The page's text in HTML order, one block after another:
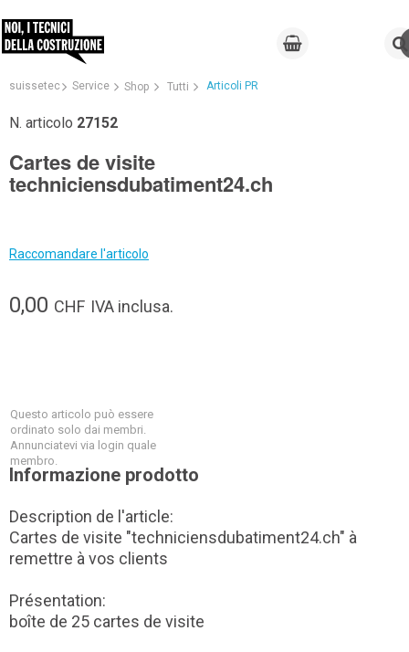
suissetec Service Shop Tutti Articoli PR
N. articolo 27152
Cartes de visite
techniciensdubatiment24.ch
Raccomandare l'articolo
0,00 CHF IVA inclusa.
Questo articolo può essere
ordinato solo dai membri.
Annunciatevi via login quale
membro.
Informazione prodotto
Description de l'article:
Cartes de visite "techniciensdubatiment24.ch" à
remettre à vos clients
Présentation:
boîte de 25 cartes de visite